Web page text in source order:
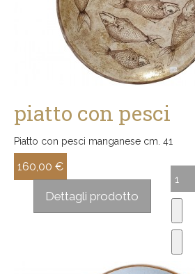
piatto con pesci
Piatto con pesci manganese cm. 41
160,00 €
Dettagli prodotto